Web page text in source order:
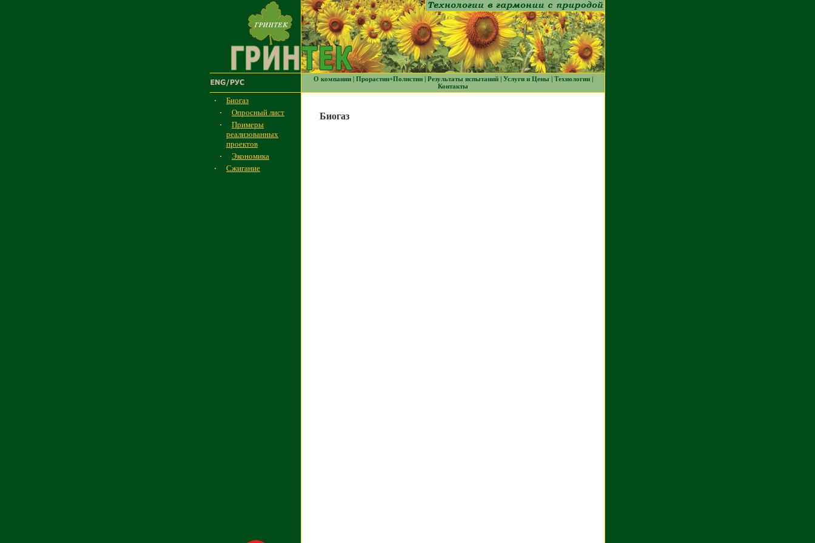
О компании| Прорастин+Полистин| Результаты испытаний| Услуги и Цены | Технологии|
Контакты
·
Биогаз
·
Опросный лист
·
Примеры
реализованных
проектов
·
Экономика
·
Сжигание
Биогаз